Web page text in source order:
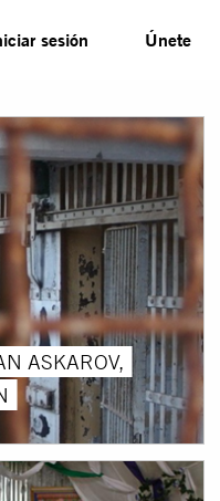
sesión Únete
ASKAROV,